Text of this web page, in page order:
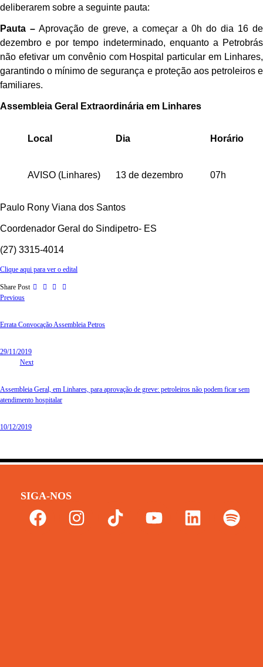
deliberarem sobre a seguinte pauta:
Pauta – Aprovação de greve, a começar a 0h do dia 16 de
dezembro e por tempo indeterminado, enquanto a Petrobrás
não efetivar um convênio com Hospital particular em Linhares,
garantindo o mínimo de segurança e proteção aos petroleiros e
familiares.
Assembleia Geral Extraordinária em Linhares
Local Dia Horário
AVISO (Linhares) 13 de dezembro 07h
Paulo Rony Viana dos Santos
Coordenador Geral do Sindipetro- ES
(27) 3315-4014
Clique aqui para ver o edital
Share Post
Previous
Errata Convocação Assembleia Petros
29/11/2019
Next
Assembleia Geral, em Linhares, para aprovação de greve: petroleiros não podem ficar sem
atendimento hospitalar
10/12/2019
SIGA-NOS